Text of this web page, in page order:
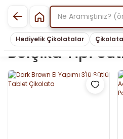
Hediyelik Çikolatalar
Belçika Tipi